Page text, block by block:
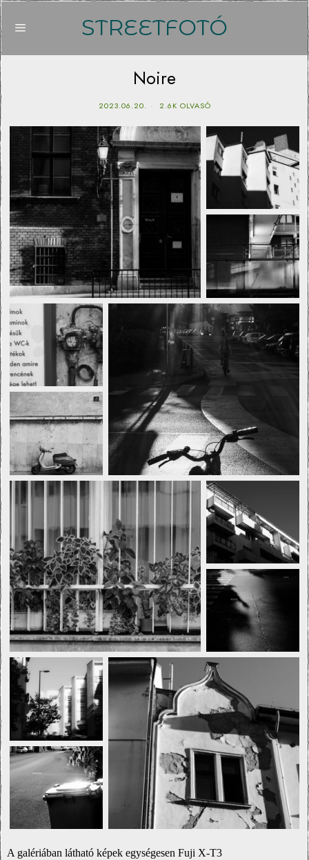
STREETFOTÓ
Noire
2023.06.20. 2.6K OLVASÓ
A galériában látható képek egységesen Fuji X-T3